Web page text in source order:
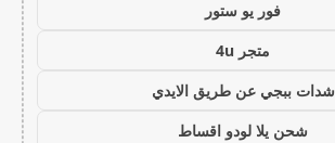
فور يو ستور
متجر 4u
شدات ببجي عن طريق الايدي
شحن يلا لودو اقساط